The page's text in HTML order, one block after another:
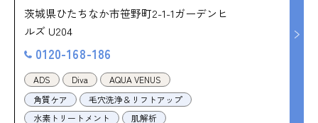
茨城県ひたちなか市笹野町2-1-1ガーデンヒ
ルズ U204
0120-168-186
ADS Diva
AQUA VENUS
角質ケア
毛穴洗浄＆リフトアップ
水素トリートメント
肌解析